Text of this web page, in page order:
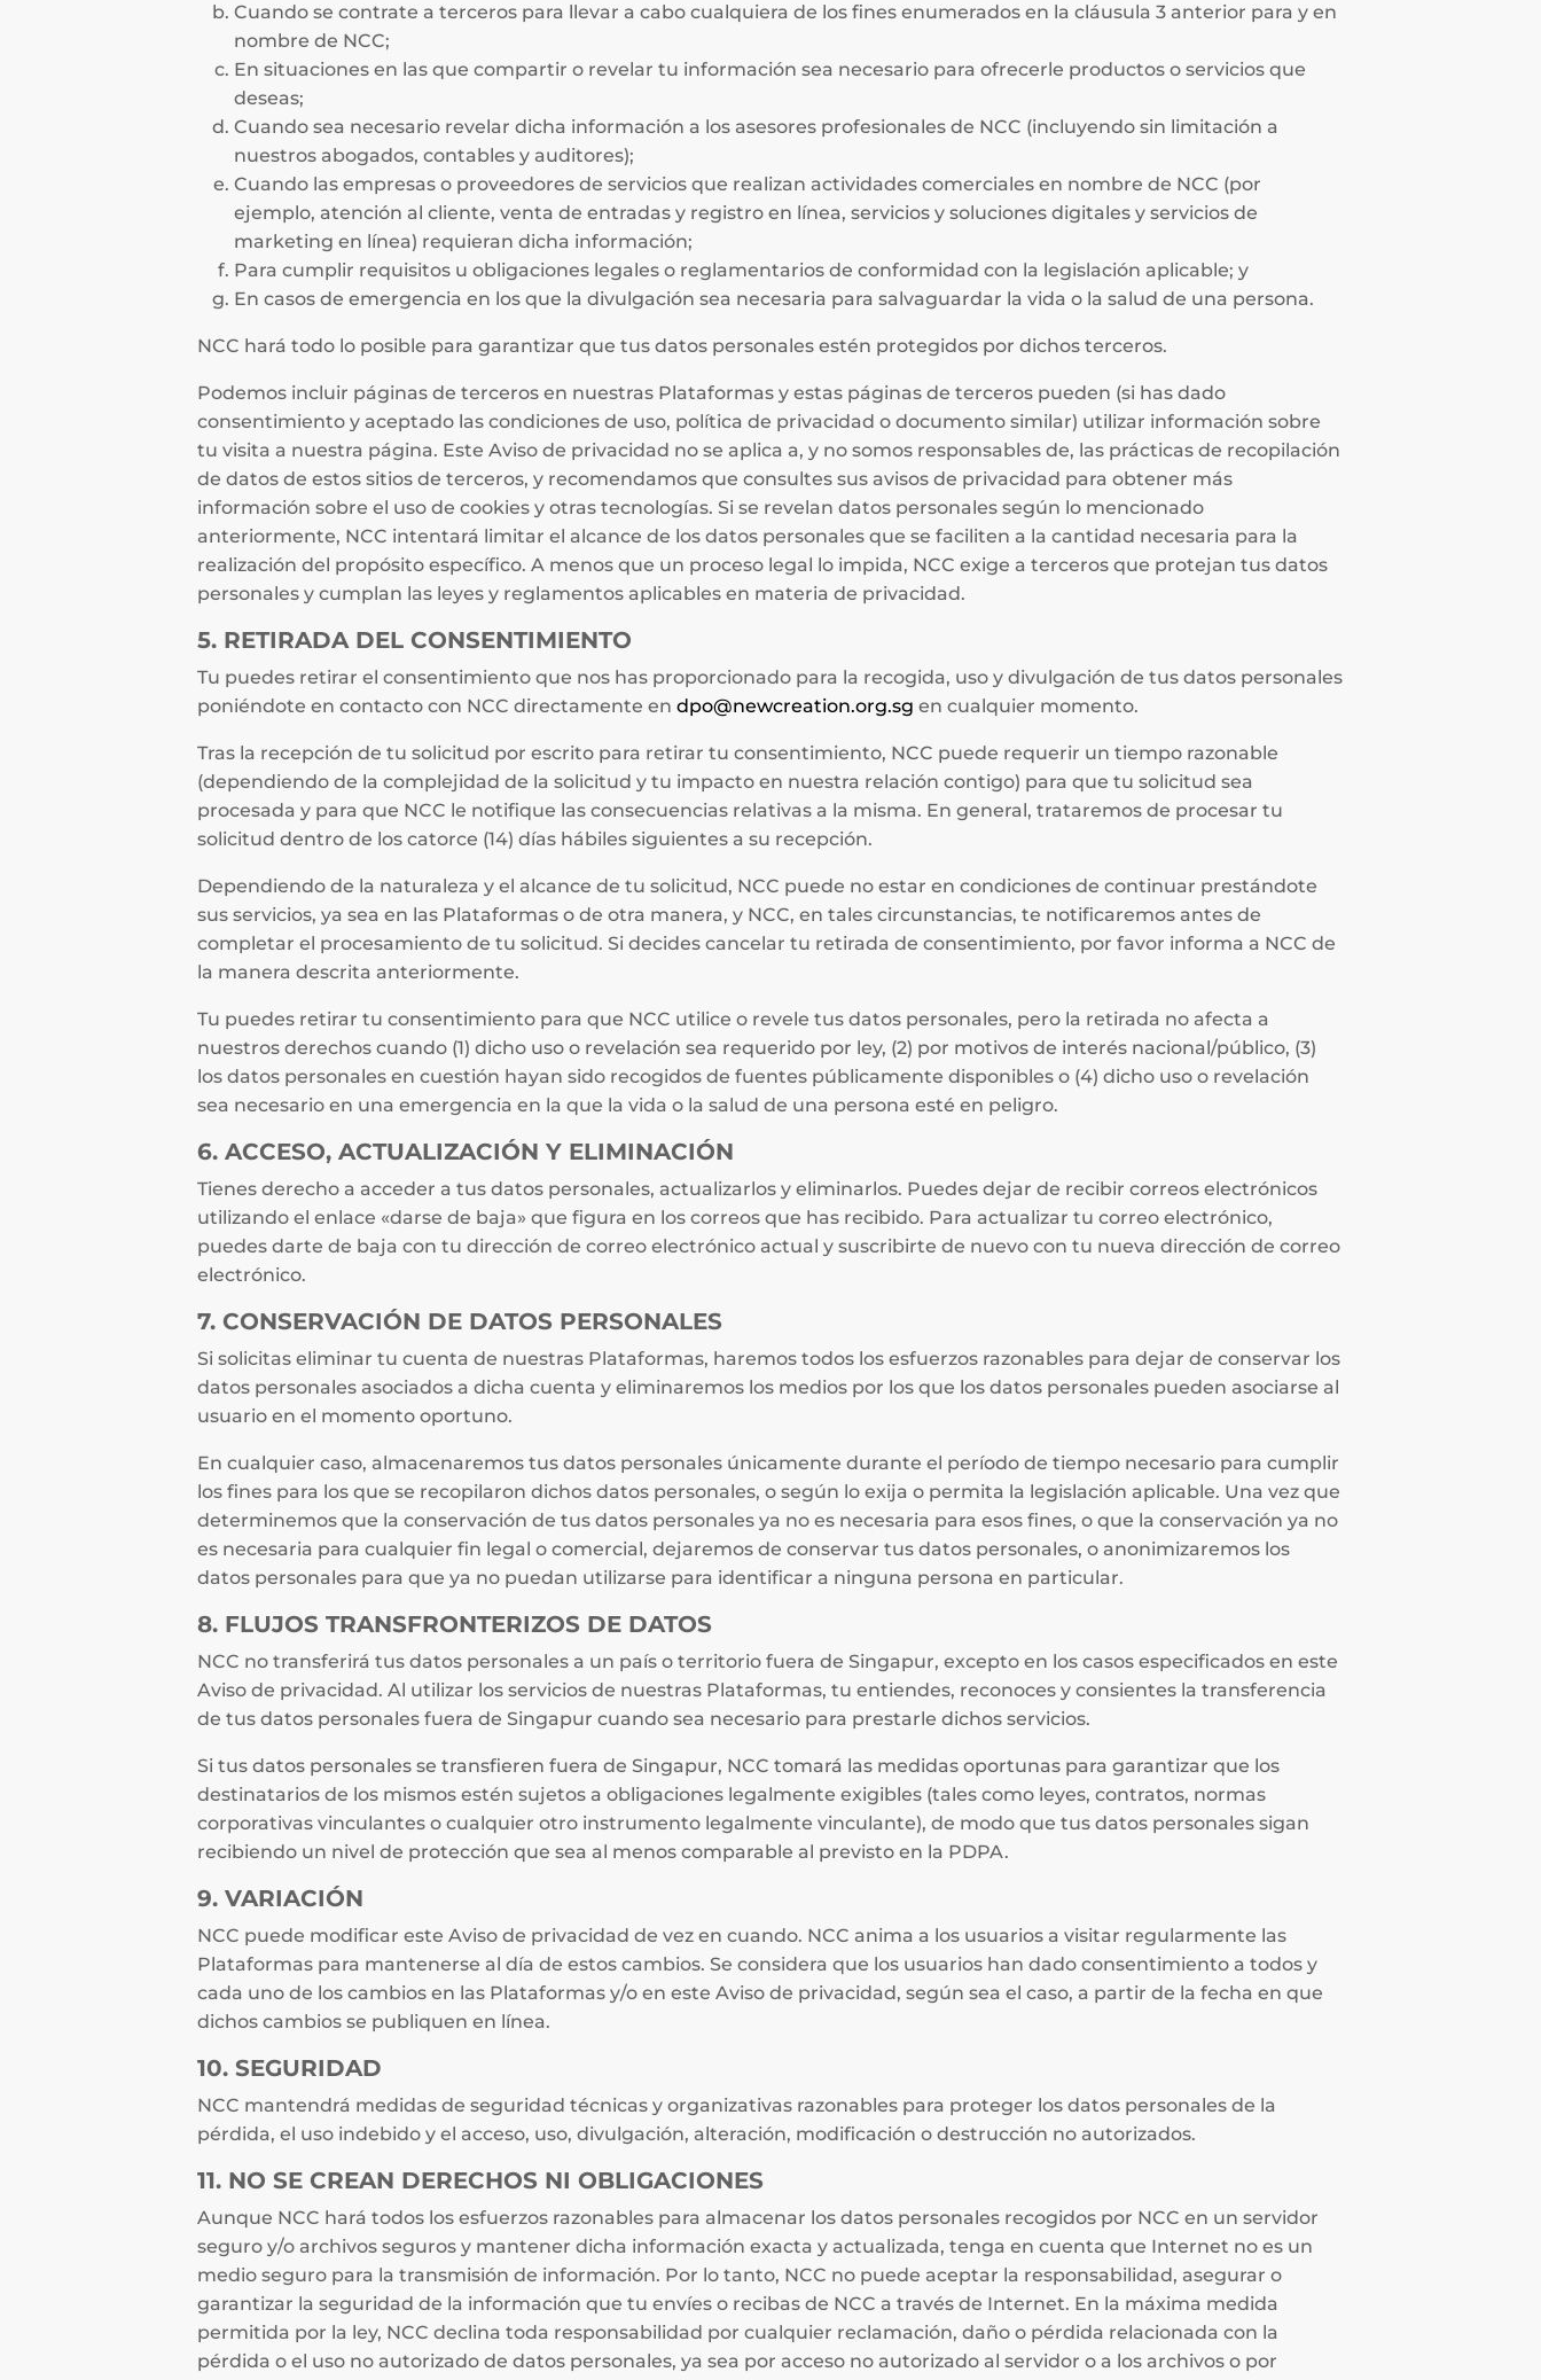
Cuando se contrate a terceros para llevar a cabo cualquiera de los fines enumerados en la cláusula 3 anterior para y en
nombre de NCC;
En situaciones en las que compartir o revelar tu información sea necesario para ofrecerle productos o servicios que
deseas;
Cuando sea necesario revelar dicha información a los asesores profesionales de NCC (incluyendo sin limitación a
nuestros abogados, contables y auditores);
Cuando las empresas o proveedores de servicios que realizan actividades comerciales en nombre de NCC (por
ejemplo, atención al cliente, venta de entradas y registro en línea, servicios y soluciones digitales y servicios de
marketing en línea) requieran dicha información;
Para cumplir requisitos u obligaciones legales o reglamentarios de conformidad con la legislación aplicable; y
En casos de emergencia en los que la divulgación sea necesaria para salvaguardar la vida o la salud de una persona.
NCC hará todo lo posible para garantizar que tus datos personales estén protegidos por dichos terceros.
Podemos incluir páginas de terceros en nuestras Plataformas y estas páginas de terceros pueden (si has dado
consentimiento y aceptado las condiciones de uso, política de privacidad o documento similar) utilizar información sobre
tu visita a nuestra página. Este Aviso de privacidad no se aplica a, y no somos responsables de, las prácticas de recopilación
de datos de estos sitios de terceros, y recomendamos que consultes sus avisos de privacidad para obtener más
información sobre el uso de cookies y otras tecnologías. Si se revelan datos personales según lo mencionado
anteriormente, NCC intentará limitar el alcance de los datos personales que se faciliten a la cantidad necesaria para la
realización del propósito específico. A menos que un proceso legal lo impida, NCC exige a terceros que protejan tus datos
personales y cumplan las leyes y reglamentos aplicables en materia de privacidad.
5. RETIRADA DEL CONSENTIMIENTO
Tu puedes retirar el consentimiento que nos has proporcionado para la recogida, uso y divulgación de tus datos personales
poniéndote en contacto con NCC directamente en dpo@newcreation.org.sg en cualquier momento.
Tras la recepción de tu solicitud por escrito para retirar tu consentimiento, NCC puede requerir un tiempo razonable
(dependiendo de la complejidad de la solicitud y tu impacto en nuestra relación contigo) para que tu solicitud sea
procesada y para que NCC le notifique las consecuencias relativas a la misma. En general, trataremos de procesar tu
solicitud dentro de los catorce (14) días hábiles siguientes a su recepción.
Dependiendo de la naturaleza y el alcance de tu solicitud, NCC puede no estar en condiciones de continuar prestándote
sus servicios, ya sea en las Plataformas o de otra manera, y NCC, en tales circunstancias, te notificaremos antes de
completar el procesamiento de tu solicitud. Si decides cancelar tu retirada de consentimiento, por favor informa a NCC de
la manera descrita anteriormente.
Tu puedes retirar tu consentimiento para que NCC utilice o revele tus datos personales, pero la retirada no afecta a
nuestros derechos cuando (1) dicho uso o revelación sea requerido por ley, (2) por motivos de interés nacional/público, (3)
los datos personales en cuestión hayan sido recogidos de fuentes públicamente disponibles o (4) dicho uso o revelación
sea necesario en una emergencia en la que la vida o la salud de una persona esté en peligro.
6. ACCESO, ACTUALIZACIÓN Y ELIMINACIÓN
Tienes derecho a acceder a tus datos personales, actualizarlos y eliminarlos. Puedes dejar de recibir correos electrónicos
utilizando el enlace «darse de baja» que figura en los correos que has recibido. Para actualizar tu correo electrónico,
puedes darte de baja con tu dirección de correo electrónico actual y suscribirte de nuevo con tu nueva dirección de correo
electrónico.
7. CONSERVACIÓN DE DATOS PERSONALES
Si solicitas eliminar tu cuenta de nuestras Plataformas, haremos todos los esfuerzos razonables para dejar de conservar los
datos personales asociados a dicha cuenta y eliminaremos los medios por los que los datos personales pueden asociarse al
usuario en el momento oportuno.
En cualquier caso, almacenaremos tus datos personales únicamente durante el período de tiempo necesario para cumplir
los fines para los que se recopilaron dichos datos personales, o según lo exija o permita la legislación aplicable. Una vez que
determinemos que la conservación de tus datos personales ya no es necesaria para esos fines, o que la conservación ya no
es necesaria para cualquier fin legal o comercial, dejaremos de conservar tus datos personales, o anonimizaremos los
datos personales para que ya no puedan utilizarse para identificar a ninguna persona en particular.
8. FLUJOS TRANSFRONTERIZOS DE DATOS
NCC no transferirá tus datos personales a un país o territorio fuera de Singapur, excepto en los casos especificados en este
Aviso de privacidad. Al utilizar los servicios de nuestras Plataformas, tu entiendes, reconoces y consientes la transferencia
de tus datos personales fuera de Singapur cuando sea necesario para prestarle dichos servicios.
Si tus datos personales se transfieren fuera de Singapur, NCC tomará las medidas oportunas para garantizar que los
destinatarios de los mismos estén sujetos a obligaciones legalmente exigibles (tales como leyes, contratos, normas
corporativas vinculantes o cualquier otro instrumento legalmente vinculante), de modo que tus datos personales sigan
recibiendo un nivel de protección que sea al menos comparable al previsto en la PDPA.
9. VARIACIÓN
NCC puede modificar este Aviso de privacidad de vez en cuando. NCC anima a los usuarios a visitar regularmente las
Plataformas para mantenerse al día de estos cambios. Se considera que los usuarios han dado consentimiento a todos y
cada uno de los cambios en las Plataformas y/o en este Aviso de privacidad, según sea el caso, a partir de la fecha en que
dichos cambios se publiquen en línea.
10. SEGURIDAD
NCC mantendrá medidas de seguridad técnicas y organizativas razonables para proteger los datos personales de la
pérdida, el uso indebido y el acceso, uso, divulgación, alteración, modificación o destrucción no autorizados.
11. NO SE CREAN DERECHOS NI OBLIGACIONES
Aunque NCC hará todos los esfuerzos razonables para almacenar los datos personales recogidos por NCC en un servidor
seguro y/o archivos seguros y mantener dicha información exacta y actualizada, tenga en cuenta que Internet no es un
medio seguro para la transmisión de información. Por lo tanto, NCC no puede aceptar la responsabilidad, asegurar o
garantizar la seguridad de la información que tu envíes o recibas de NCC a través de Internet. En la máxima medida
permitida por la ley, NCC declina toda responsabilidad por cualquier reclamación, daño o pérdida relacionada con la
pérdida o el uso no autorizado de datos personales, ya sea por acceso no autorizado al servidor o a los archivos o por